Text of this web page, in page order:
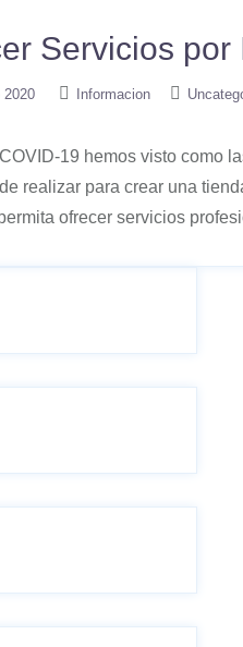
Servicios por
2020 Informacion
19 hemos visto como
realizar para crear una
ofrecer servicios